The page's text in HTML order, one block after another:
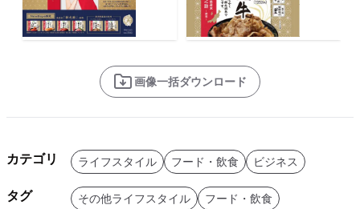
画像一括ダウンロード
カテゴリ ライフスタイル フード・飲食 ビジネス
タグ その他ライフスタイル
フード・飲食